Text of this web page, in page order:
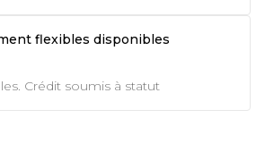
flexibles disponibles
Crédit soumis à statut